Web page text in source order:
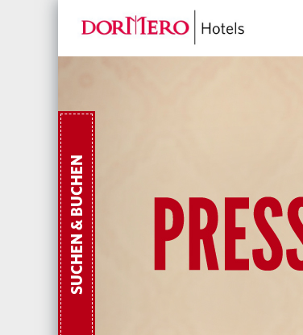
SUCHEN & BUCHEN